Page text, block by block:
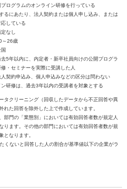
プログラムのオンライン研修を行っている
るにあたり、法人契約または個人申し込み、または
している
なし
～26歳
去5年以内に、内定者・新卒社員向けの公開プログラ
修・セミナーを実際に受講した人
人契約申込み、個人申込みなどの区分は問わない
ン研修は、過去3年以内の受講者を対象とする
タクリーニング（回収したデータから不正回答や異
た回答を除外した上で作成しています。
門の「業態別」においては有効回答者数が規定人
ります。その他の部門においては有効回答者数が規
となります。
ないと回答した人の割合が基準値以下の企業がラ